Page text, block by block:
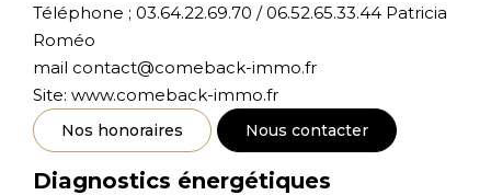
Téléphone ; 03.64.22.69.70 / 06.52.65.33.44 Patricia
Roméo
mail contact@comeback-immo.fr
Site: www.comeback-immo.fr
Nos honoraires Nous contacter
Diagnostics énergétiques